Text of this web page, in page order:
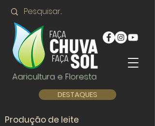
Agricultura e Floresta
DESTAQUES
Produção de leite